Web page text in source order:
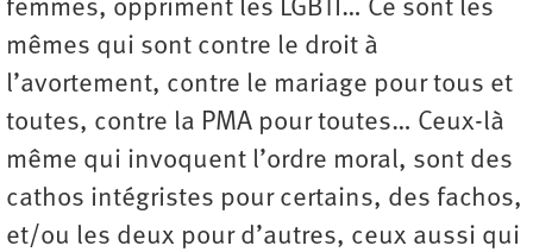
femmes, oppriment les LGBTI… Ce sont les
mêmes qui sont contre le droit à
l’avortement, contre le mariage pour tous et
toutes, contre la PMA pour toutes… Ceux-là
même qui invoquent l’ordre moral, sont des
cathos intégristes pour certains, des fachos,
et/ou les deux pour d’autres, ceux aussi qui